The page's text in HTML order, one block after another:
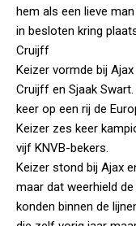
hem als een lieve
in besloten kring
Cruijff
Keizer vormde bij
Cruijff en Sjaak
keer op een rij de
Keizer zes keer
vijf KNVB-bekers.
Keizer stond bij Ajax
maar dat weerhield
konden binnen de